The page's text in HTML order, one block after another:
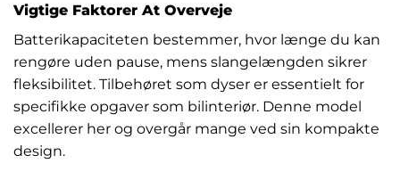
Vigtige Faktorer At Overveje
Batterikapaciteten bestemmer, hvor længe du kan
rengøre uden pause, mens slangelængden sikrer
fleksibilitet. Tilbehøret som dyser er essentielt for
specifikke opgaver som bilinteriør. Denne model
excellerer her og overgår mange ved sin kompakte
design.